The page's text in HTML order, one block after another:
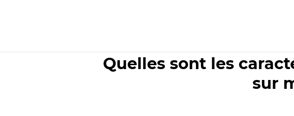
Quelles sont les
sur